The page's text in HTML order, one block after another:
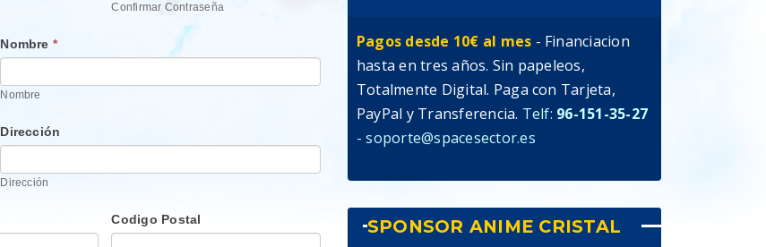
Confirmar Contraseña
Nombre *
Nombre
Dirección
Dirección
Codigo Postal
Pagos desde 10€ al mes - Financiacion
hasta en tres años. Sin papeleos,
Totalmente Digital. Paga con Tarjeta,
PayPal y Transferencia. Telf: 96-151-35-27
- soporte@spacesector.es
SPONSOR ANIME CRISTAL